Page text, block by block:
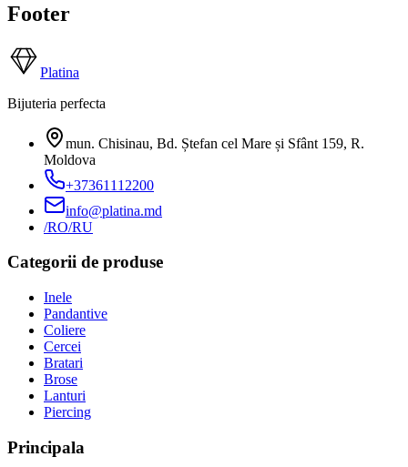
Footer
Platina
Bijuteria perfecta
mun. Chisinau, Bd. Ștefan cel Mare și Sfânt 159, R.
Moldova
+37361112200
info@platina.md
/RO/RU
Categorii de produse
Inele
Pandantive
Coliere
Cercei
Bratari
Brose
Lanturi
Piercing
Principala